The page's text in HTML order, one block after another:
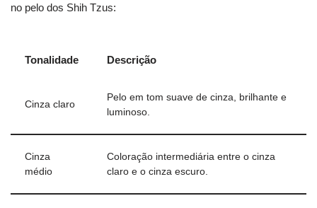
no pelo dos Shih Tzus:
Tonalidade Descrição
Cinza claro
Pelo em tom suave de cinza, brilhante e
luminoso.
Cinza
médio
Coloração intermediária entre o cinza
claro e o cinza escuro.